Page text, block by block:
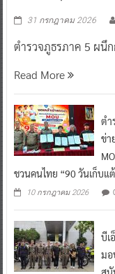
31 กรกฎาคม 2026
ตำรวจภูธรภาค 5 ผนึก
Read More
ตำ
ข่า
ชวนคนไทย “90 วันเก็บแ
10 กรกฎาคม 2026
บีเ
มอ